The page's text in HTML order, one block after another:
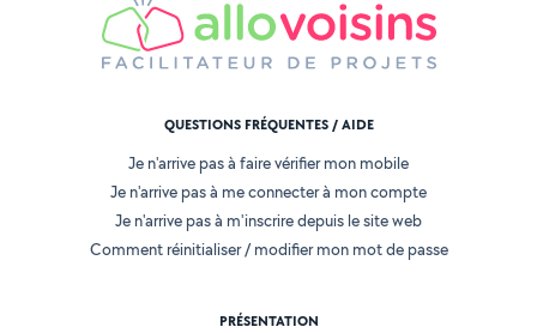
QUESTIONS FRÉQUENTES / AIDE
Je n'arrive pas à faire vérifier mon mobile
Je n'arrive pas à me connecter à mon compte
Je n'arrive pas à m'inscrire depuis le site web
Comment réinitialiser / modifier mon mot de passe
PRÉSENTATION